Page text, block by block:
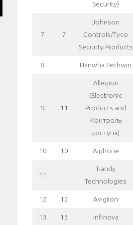
Security)
7 7
Johnson
Controls/Tyco
Security Products
8 Hanwha Techwin
9 11
Allegion
(Electronic
Products and
Контроль
доступа)
10 10 Aiphone
11
Tiandy
Technologies
12 12 Avigilon
13 13 Infinova